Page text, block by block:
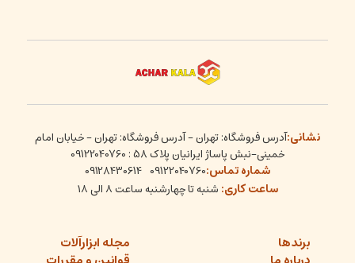
نشانی:آدرس فروشگاه: تهران - آدرس فروشگاه: تهران - خیابان امام
خمینی-نبش پاساژ ایرانیان پلاک 58 : 09122040760
شماره تماس:09122040760
09128430614
ساعت کاری: شنبه تا چهارشنبه ساعت ۸ الی ۱۸
برندها
مجله ابزارآلات